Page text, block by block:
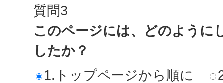
質問3
このページには、どのように
したか？
1.トップページから順に